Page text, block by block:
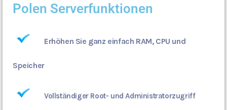
Polen Serverfunktionen
Erhöhen Sie ganz einfach RAM, CPU und
Speicher
Vollständiger Root- und Administratorzugriff